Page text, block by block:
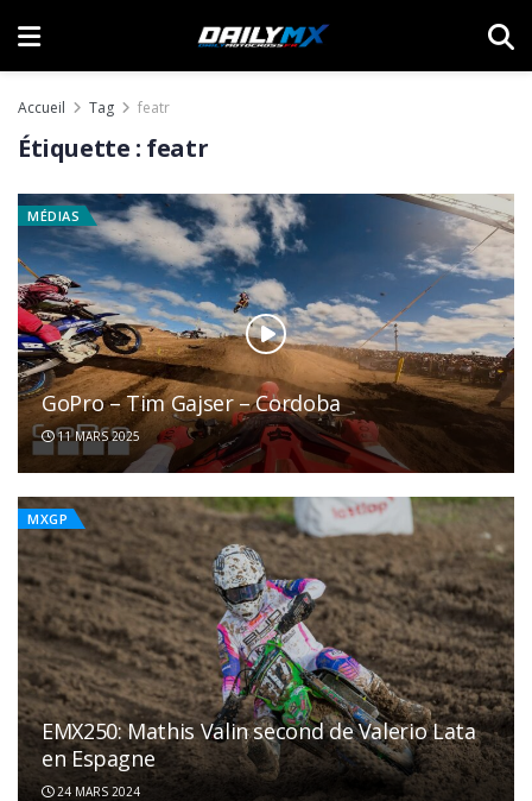
Accueil Tag featr
Étiquette : featr
MÉDIAS
GoPro – Tim Gajser – Cordoba
11 MARS 2025
MXGP
EMX250: Mathis Valin second de Valerio Lata
en Espagne
24 MARS 2024